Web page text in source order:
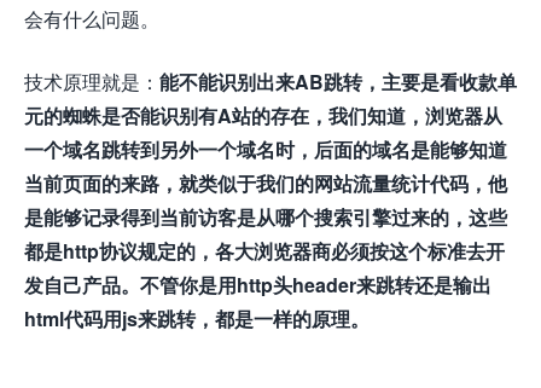
会有什么问题。
技术原理就是： 能不能识别出来AB跳转，主要是看收款单
元的蜘蛛是否能识别有A站的存在，我们知道，浏览器从
一个域名跳转到另外一个域名时，后面的域名是能够知道
当前页面的来路，就类似于我们的网站流量统计代码，他
是能够记录得到当前访客是从哪个搜索引擎过来的，这些
都是http协议规定的，各大浏览器商必须按这个标准去开
发自己产品。不管你是用http头header来跳转还是输出
html代码用js来跳转，都是一样的原理。